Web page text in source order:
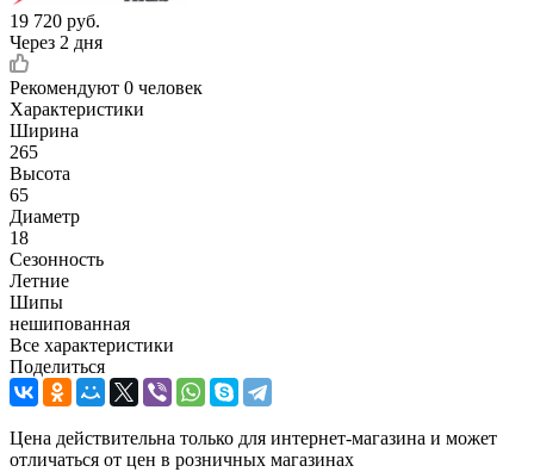
19 720 руб.
Через 2 дня
Рекомендуют 0 человек
Характеристики
Ширина
265
Высота
65
Диаметр
18
Сезонность
Летние
Шипы
нешипованная
Все характеристики
Поделиться
Цена действительна только для интернет-магазина и может
отличаться от цен в розничных магазинах